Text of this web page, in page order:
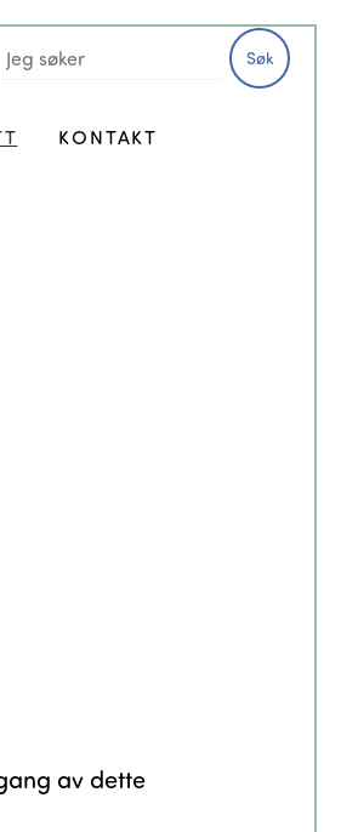
KONTAKT
Søk
av dette